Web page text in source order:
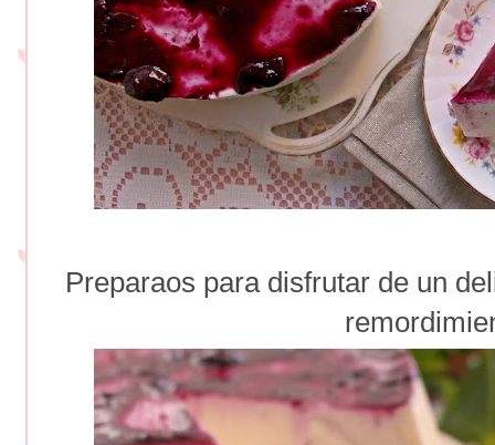
Preparaos para disfrutar de un